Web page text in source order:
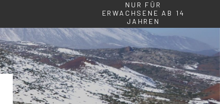
NUR FÜR
ERWACHSENE AB 14
JAHREN